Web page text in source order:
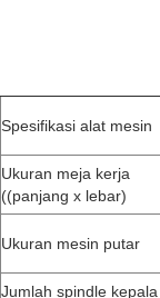
Spesifikasi alat mesin
Ukuran meja kerja
((panjang x lebar)
Ukuran mesin putar
Jumlah spindle kepala